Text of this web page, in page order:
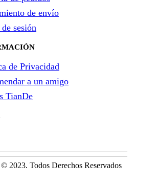
de envío
sesión
de Privacidad
a un amigo
TianDe
2023. Todos Derechos Reservados